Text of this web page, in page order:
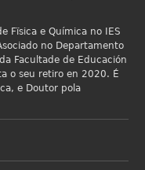
Fïsica e Química no IES
no Departamento
Facultade de Educación
o seu retiro en 2020. É
e Doutor pola